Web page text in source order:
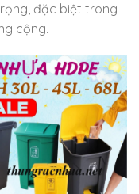
đặc biệt trong
cộng.